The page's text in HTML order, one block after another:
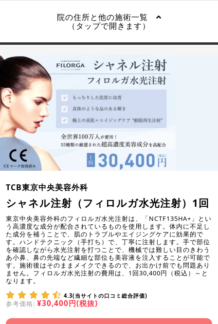
院の住所と他の施術一覧
（タップで開きます）
TCB東京中央美容外科
シャネル注射（フィロルガ水光注射）1回
東京中央美容外科のフィロルガ水光注射は、「NCTF135HA+」とい
う高濃度な成分が配合されているものを使用します。体内に不足し
た成分を補うことで、肌のトラブルやエイジングケアに効果的で
す。ハンドテクニック（手打ち）で、丁寧に注射します。手で部位
を確認しながら水光注射を打つことで、機械では難しい目のきわう
あ小鼻、鼻の先端など繊細な部位も美容液を注入することが可能で
す。施術後はそのままメイクできるので、お出かけ前でも問題あり
ません。フィロルガ水光注射の費用は、1回30,400円（税込）～と
なります。
4.3(当サイトの口コミ総合評価)
参考価格: ¥30,400円(税抜)